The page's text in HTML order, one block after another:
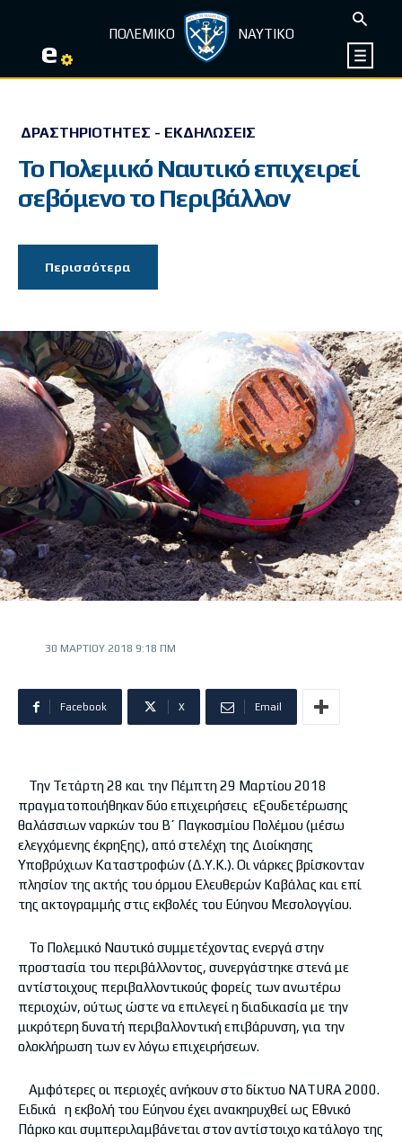
e ΠΟΛΕΜΙΚΟ ΝΑΥΤΙΚΟ
ΔΡΑΣΤΗΡΙΌΤΗΤΕΣ - ΕΚΔΗΛΏΣΕΙΣ
Το Πολεμικό Ναυτικό επιχειρεί
σεβόμενο το Περιβάλλον
Περισσότερα
30 ΜΑΡΤΊΟΥ 2018 9:18 ΠΜ
Facebook X Email
Την Τετάρτη 28 και την Πέμπτη 29 Μαρτίου 2018
πραγματοποιήθηκαν δύο επιχειρήσεις εξουδετέρωσης
θαλάσσιων ναρκών του B΄ Παγκοσμίου Πολέμου (μέσω
ελεγχόμενης έκρηξης), από στελέχη της Διοίκησης
Υποβρύχιων Καταστροφών (Δ.Υ.Κ.). Οι νάρκες βρίσκονταν
πλησίον της ακτής του όρμου Ελευθερών Καβάλας και επί
της ακτογραμμής στις εκβολές του Εύηνου Μεσολογγίου.
Το Πολεμικό Ναυτικό συμμετέχοντας ενεργά στην
προστασία του περιβάλλοντος, συνεργάστηκε στενά με
αντίστοιχους περιβαλλοντικούς φορείς των ανωτέρω
περιοχών, ούτως ώστε να επιλεγεί η διαδικασία με την
μικρότερη δυνατή περιβαλλοντική επιβάρυνση, για την
ολοκλήρωση των εν λόγω επιχειρήσεων.
Αμφότερες οι περιοχές ανήκουν στο δίκτυο NATURA 2000.
Ειδικά η εκβολή του Εύηνου έχει ανακηρυχθεί ως Εθνικό
Πάρκο και συμπεριλαμβάνεται στον αντίστοιχο κατάλογο της